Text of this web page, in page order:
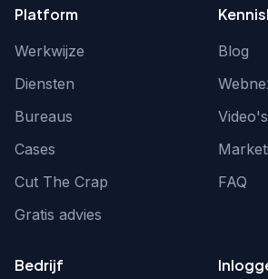
Platform
Werkwijze
Diensten
Bureaus
Cases
Cut The Crap
Gratis advies
Blog
Video's
FAQ
Bedrijf